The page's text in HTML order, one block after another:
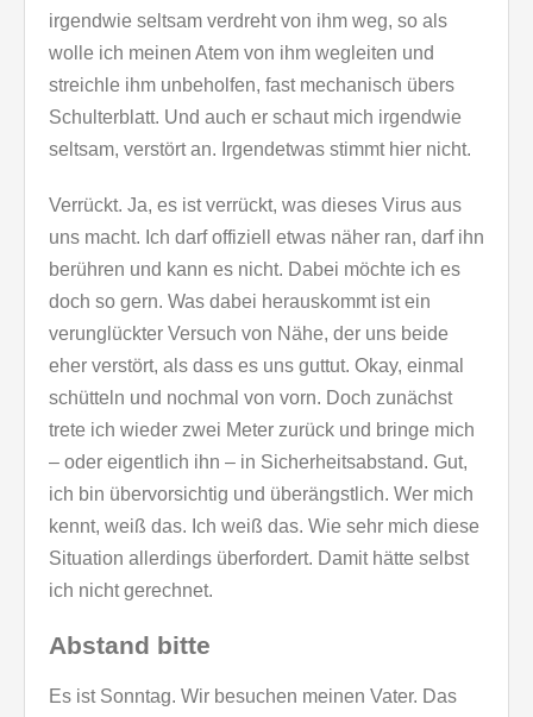
irgendwie seltsam verdreht von ihm weg, so als
wolle ich meinen Atem von ihm wegleiten und
streichle ihm unbeholfen, fast mechanisch übers
Schulterblatt. Und auch er schaut mich irgendwie
seltsam, verstört an. Irgendetwas stimmt hier nicht.
Verrückt. Ja, es ist verrückt, was dieses Virus aus
uns macht. Ich darf offiziell etwas näher ran, darf ihn
berühren und kann es nicht. Dabei möchte ich es
doch so gern. Was dabei herauskommt ist ein
verunglückter Versuch von Nähe, der uns beide
eher verstört, als dass es uns guttut. Okay, einmal
schütteln und nochmal von vorn. Doch zunächst
trete ich wieder zwei Meter zurück und bringe mich
– oder eigentlich ihn – in Sicherheitsabstand. Gut,
ich bin übervorsichtig und überängstlich. Wer mich
kennt, weiß das. Ich weiß das. Wie sehr mich diese
Situation allerdings überfordert. Damit hätte selbst
ich nicht gerechnet.
Abstand bitte
Es ist Sonntag. Wir besuchen meinen Vater. Das